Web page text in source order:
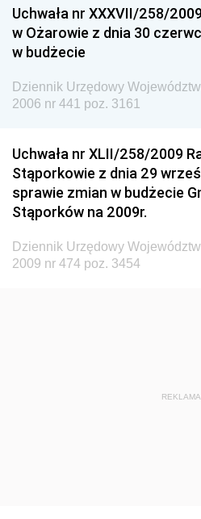
Dziennik Urzędowy Ministra
Społecznej
Dziennik Urzędowy Urzędu
Dziennik Urzędowy
Przemysłu Maszynowego
Dziennik Urzędowy
Społecznej
Dziennik Urzędowy
i Gospodarki Żywnościowej
Dziennik Urzędowy
Uchwała nr XXXVII/258/
w Ożarowie z dnia 30
w budżecie
Dziennik Urzędowy
2006 nr 441 poz. 3161
Uchwała nr XLII/258/2009
Stąporkowie z dnia 29
sprawie zmian w budżecie
Stąporków na 2009r.
Dziennik Urzędowy
2009 nr 474 poz. 3454
REKLAMA